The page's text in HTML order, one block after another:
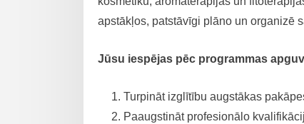
apstākļos, patstāvīgi plāno un organizē
Jūsu iespējas pēc programmas
Turpināt izglītību augstākas
Paaugstināt profesionālo